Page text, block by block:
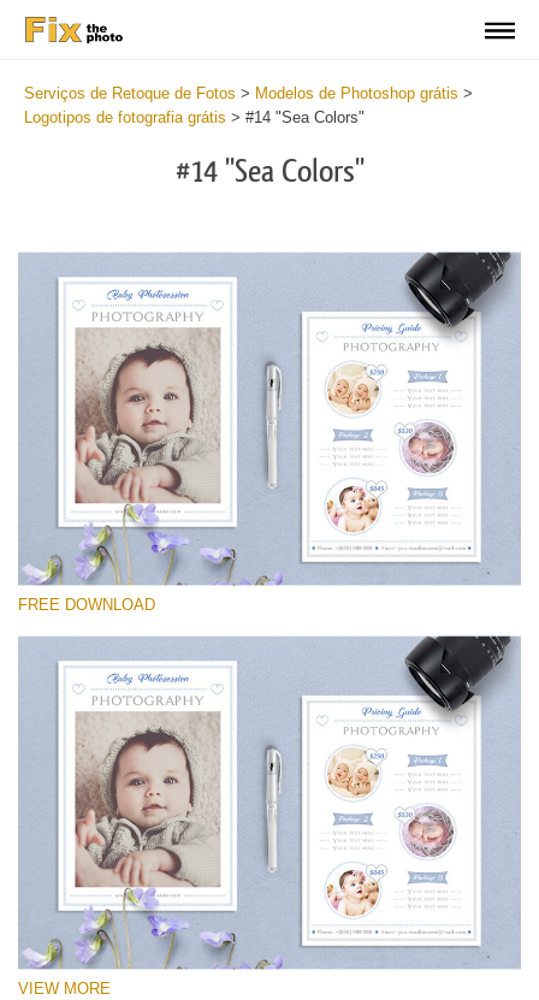
Serviços de Retoque de Fotos > Modelos de Photoshop grátis >
Logotipos de fotografia grátis > #14 "Sea Colors"
#14 "Sea Colors"
Por favor selecione
Newborn Photography Price List
Download Grátis
FREE DOWNLOAD
VIEW MORE